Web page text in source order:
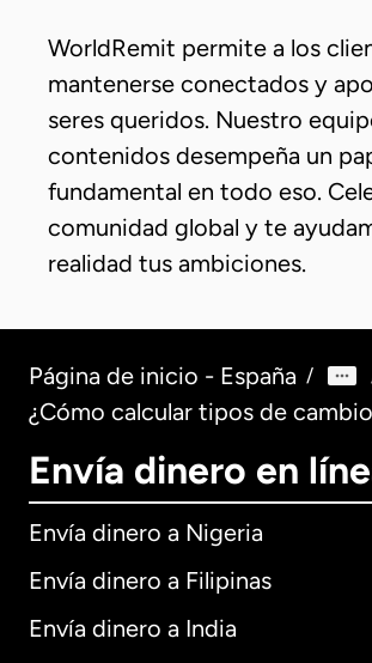
WorldRemit permite a los
mantenerse conectados y
seres queridos. Nuestro
contenidos desempeña un
fundamental en todo eso.
comunidad global y te
realidad tus ambiciones.
Página de inicio - España /
¿Cómo calcular tipos de
Envía dinero en
Envía dinero a Nigeria
Envía dinero a Filipinas
Envía dinero a India